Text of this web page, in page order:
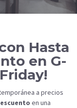
Hasta
en G-
a precios
en una